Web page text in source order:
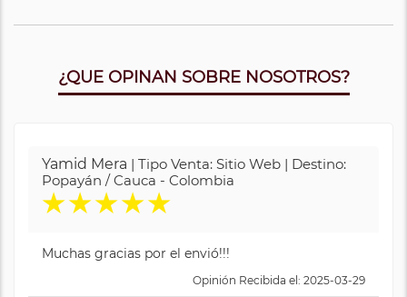
¿QUE OPINAN SOBRE NOSOTROS?
Yamid Mera | Tipo Venta: Sitio Web | Destino:
Popayán / Cauca - Colombia
★★★★★
Muchas gracias por el envió!!!
Opinión Recibida el: 2025-03-29